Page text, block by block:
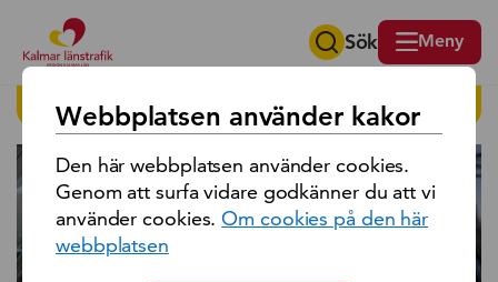
Sök på region Kalmar län Sök Meny
HITTA PÅ SIDAN
Webbplatsen använder kakor
Den här webbplatsen använder cookies.
Genom att surfa vidare godkänner du att vi
använder cookies.Om cookies på den här
webbplatsen